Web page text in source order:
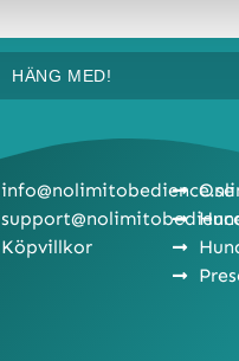
HÄNG MED!
info@nolimitobedience.se
Köpvillkor